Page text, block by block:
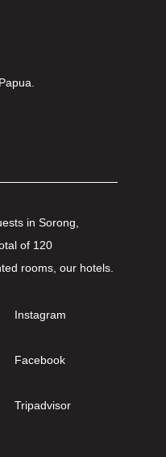
in Sorong,
of 120
rooms, our hotels.
Instagram
Facebook
Tripadvisor